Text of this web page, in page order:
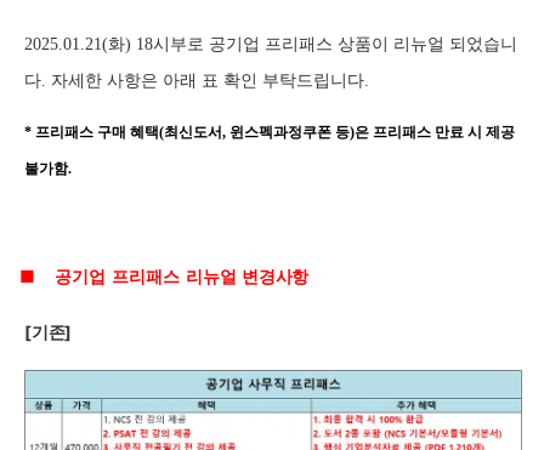
2025.01.21(화) 18시부로 공기업 프리패스 상품이 리뉴얼 되었습니
다. 자세한 사항은 아래 표 확인 부탁드립니다.
* 프리패스 구매 혜택(최신도서, 윈스펙과정쿠폰 등)은 프리패스 만료 시 제공
불가함.
■ 공기업 프리패스 리뉴얼 변경사항
[기존]